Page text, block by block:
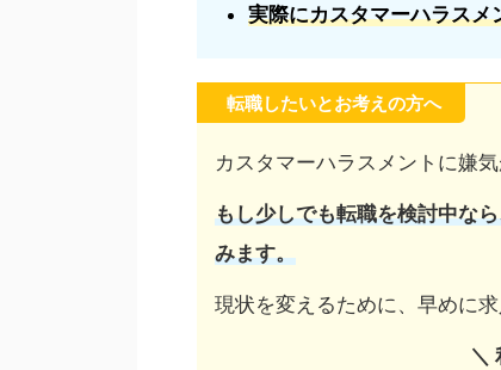
実際にカスタマーハラス
転職したいとお考えの方へ
カスタマーハラスメントに嫌
もし少しでも転職を検討中な
みます。
現状を変えるために、早めに
＼